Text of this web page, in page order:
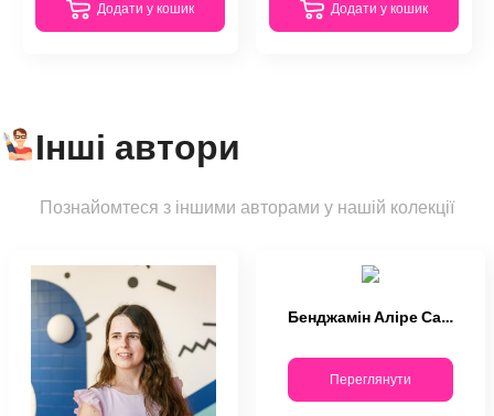
Додати у кошик Додати у кошик
Інші автори
Познайомтеся з іншими авторами у нашій колекції
Бенджамін Аліре Саенс
Переглянути